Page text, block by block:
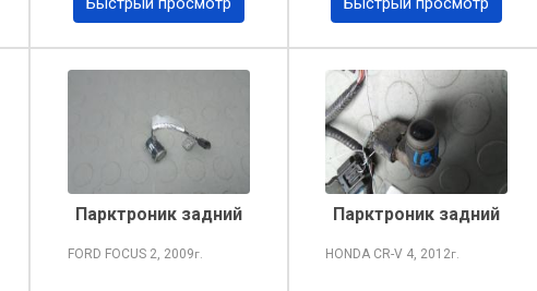
Парктроник задний
FORD FOCUS 2, 2009г.
Парктроник задний
HONDA CR-V 4, 2012г.